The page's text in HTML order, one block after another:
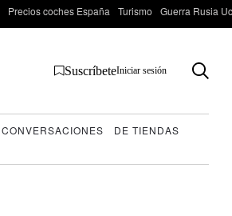
Precios coches España Turismo Guerra Rusia
SuscríbeteIniciar sesión
CONVERSACIONES
DE TIENDAS